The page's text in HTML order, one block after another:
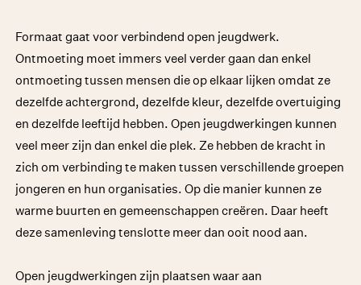
Formaat gaat voor verbindend open jeugdwerk.
Ontmoeting moet immers veel verder gaan dan enkel
ontmoeting tussen mensen die op elkaar lijken omdat ze
dezelfde achtergrond, dezelfde kleur, dezelfde overtuiging
en dezelfde leeftijd hebben. Open jeugdwerkingen kunnen
veel meer zijn dan enkel die plek. Ze hebben de kracht in
zich om verbinding te maken tussen verschillende groepen
jongeren en hun organisaties. Op die manier kunnen ze
warme buurten en gemeenschappen creëren. Daar heeft
deze samenleving tenslotte meer dan ooit nood aan.
Open jeugdwerkingen zijn plaatsen waar aan